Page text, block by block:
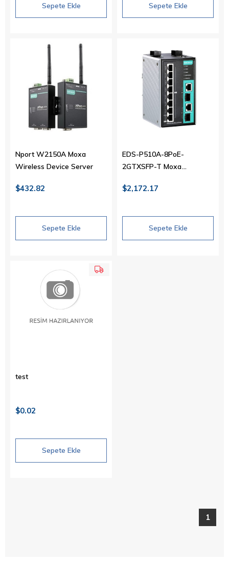
Sepete Ekle Sepete Ekle
Nport W2150A Moxa
Wireless Device Server
$432.82
Sepete Ekle
EDS-P510A-8PoE-
2GTXSFP-T Moxa
$2,172.17
Sepete Ekle
test
$0.02
Sepete Ekle
1